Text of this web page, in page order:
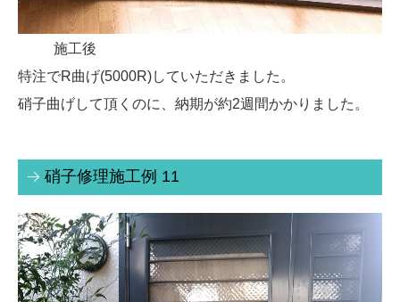
施工後
特注でR曲げ(5000R)していただきました。
硝子曲げして頂くのに、納期が約2週間かかりました。
硝子修理施工例 11